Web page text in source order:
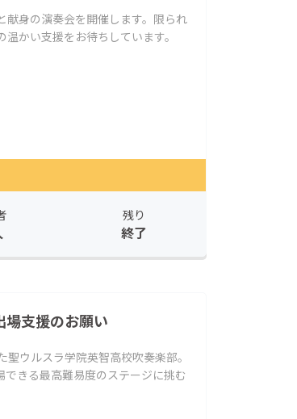
献身の演奏会を開催します。限られ
かい支援をお待ちしています。
残り
終了
場支援のお願い
ウルスラ学院英智高校吹奏楽部。
きる最高難易度のステージに挑む